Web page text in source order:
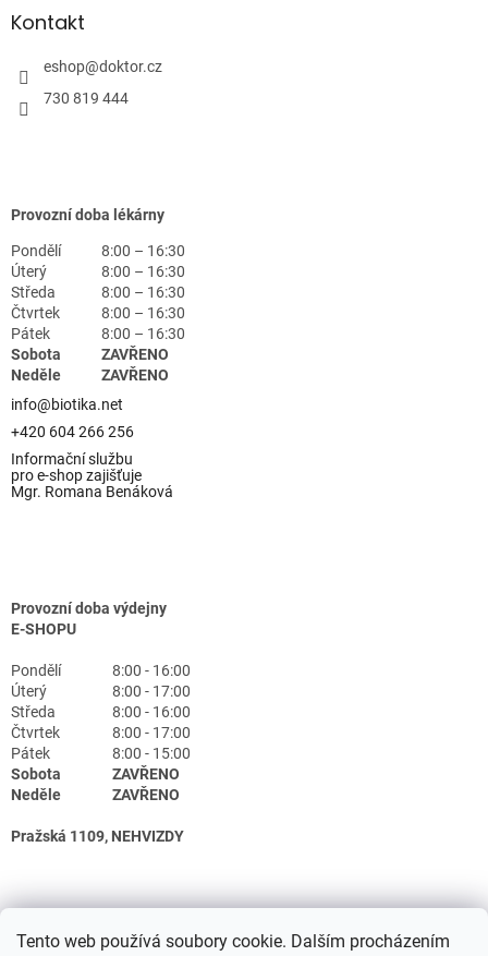
Tento web používá soubory cookie. Dalším procházením
Kontakt
eshop@doktor.cz
730 819 444
Provozní doba lékárny
Pondělí
8:00 – 16:30
Úterý
8:00 – 16:30
Středa
8:00 – 16:30
Čtvrtek
8:00 – 16:30
Pátek
8:00 – 16:30
Sobota
ZAVŘENO
Neděle
ZAVŘENO
info@biotika.net
+420 604 266 256
Informační službu
pro e-shop zajišťuje
Mgr. Romana Benáková
Provozní doba výdejny
E-SHOPU
Pondělí
8:00 - 16:00
Úterý
8:00 - 17:00
Středa
8:00 - 16:00
Čtvrtek
8:00 - 17:00
Pátek
8:00 - 15:00
Sobota
ZAVŘENO
Neděle
ZAVŘENO
Pražská 1109, NEHVIZDY